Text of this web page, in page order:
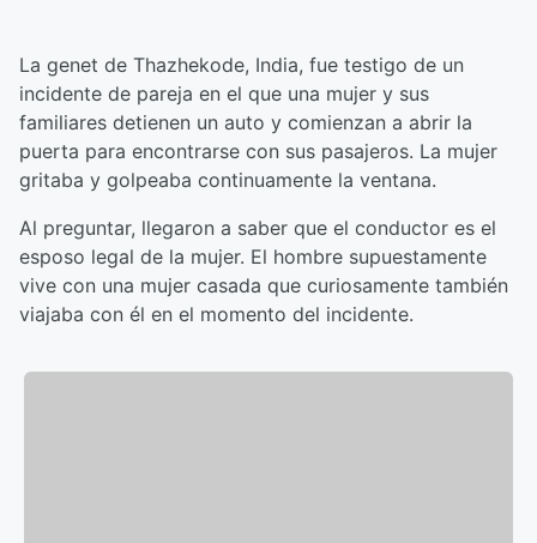
La genet de Thazhekode, India, fue testigo de un
incidente de pareja en el que una mujer y sus
familiares detienen un auto y comienzan a abrir la
puerta para encontrarse con sus pasajeros. La mujer
gritaba y golpeaba continuamente la ventana.
Al preguntar, llegaron a saber que el conductor es el
esposo legal de la mujer. El hombre supuestamente
vive con una mujer casada que curiosamente también
viajaba con él en el momento del incidente.